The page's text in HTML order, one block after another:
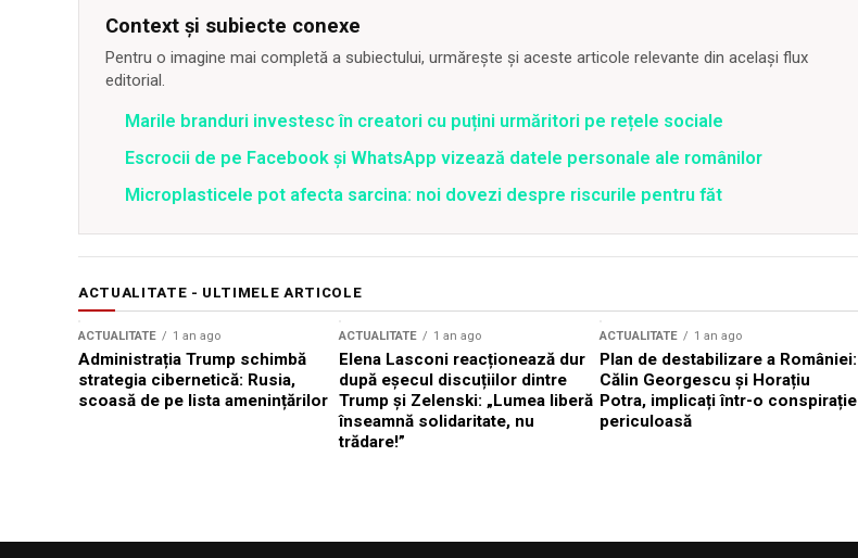
Context și subiecte conexe
Pentru o imagine mai completă a subiectului, urmărește și aceste articole relevante din același flux
editorial.
Marile branduri investesc în creatori cu puțini urmăritori pe rețele sociale
Escrocii de pe Facebook și WhatsApp vizează datele personale ale românilor
Microplasticele pot afecta sarcina: noi dovezi despre riscurile pentru făt
ACTUALITATE - ULTIMELE ARTICOLE
ACTUALITATE 1 an ago
Administrația Trump schimbă
strategia cibernetică: Rusia,
scoasă de pe lista amenințărilor
ACTUALITATE 1 an ago
Elena Lasconi reacționează dur
după eșecul discuțiilor dintre
Trump și Zelenski: „Lumea liberă
înseamnă solidaritate, nu
trădare!”
ACTUALITATE 1 an ago
Plan de destabilizare a României:
Călin Georgescu și Horațiu
Potra, implicați într-o conspirație
periculoasă